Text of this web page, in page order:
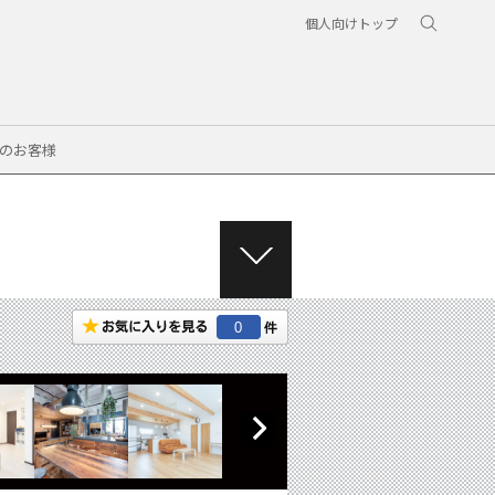
個人向けトップ
お客様
E
N 0